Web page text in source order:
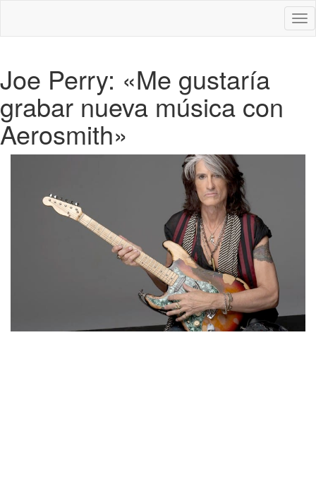
Joe Perry: «Me gustaría
grabar nueva música con
Aerosmith»